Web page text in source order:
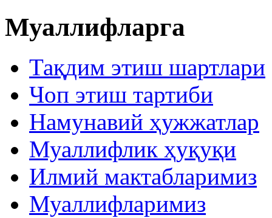
Муаллифларга
Тақдим этиш шартлари
Чоп этиш тартиби
Намунавий ҳужжатлар
Муаллифлик ҳуқуқи
Илмий мактабларимиз
Муаллифларимиз